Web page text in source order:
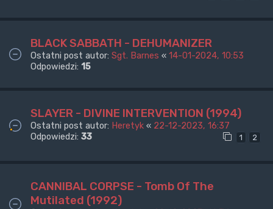
BLACK SABBATH - DEHUMANIZER
Ostatni post autor: Sgt. Barnes « 14-01-2024, 10:53
Odpowiedzi: 15
SLAYER - DIVINE INTERVENTION (1994)
Ostatni post autor: Heretyk « 22-12-2023, 16:37
Odpowiedzi: 33 1 2
CANNIBAL CORPSE - Tomb Of The
Mutilated (1992)